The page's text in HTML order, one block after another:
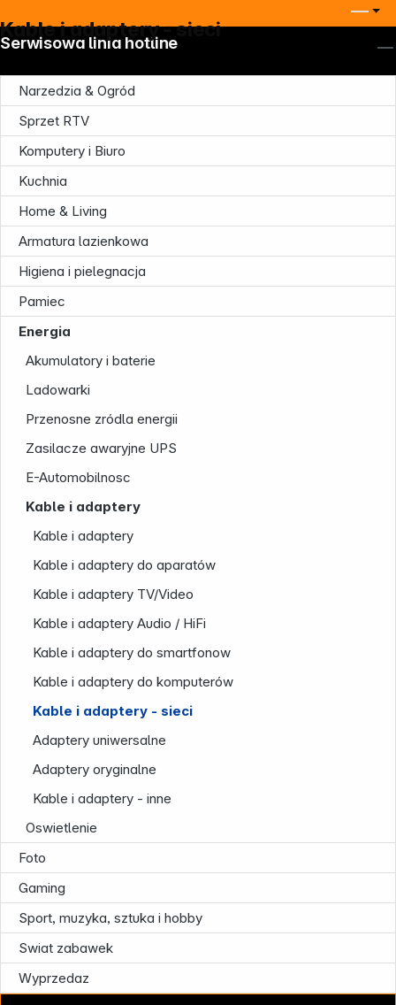
Kable i adaptery - sieci
Narzedzia & Ogród
Sprzet RTV
Komputery i Biuro
Kuchnia
Home & Living
Armatura lazienkowa
Higiena i pielegnacja
Pamiec
Energia
Akumulatory i baterie
Ladowarki
Przenosne zródla energii
Zasilacze awaryjne UPS
E-Automobilnosc
Kable i adaptery
Kable i adaptery
Kable i adaptery do aparatów
Kable i adaptery TV/Video
Kable i adaptery Audio / HiFi
Kable i adaptery do smartfonow
Kable i adaptery do komputerów
Kable i adaptery - sieci
Adaptery uniwersalne
Adaptery oryginalne
Kable i adaptery - inne
Oswietlenie
Foto
Gaming
Sport, muzyka, sztuka i hobby
Swiat zabawek
Wyprzedaz
Serwisowa linia hotline
Firma
Informacja